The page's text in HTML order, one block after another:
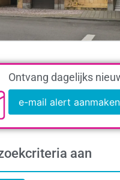
Ontvang dagelijks
e-mail alert aanmaken
aan